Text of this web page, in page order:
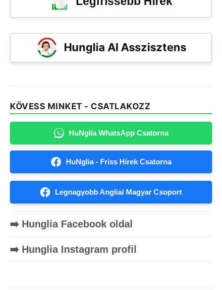
Hunglia AI Asszisztens
KÖVESS MINKET - CSATLAKOZZ
HuNglia WhatsApp Csatorna
HuNglia - Friss Hírek Csatorna
Legnagyobb Angliai Magyar Csoport
➡️ Hunglia Facebook oldal
➡️ Hunglia Instagram profil